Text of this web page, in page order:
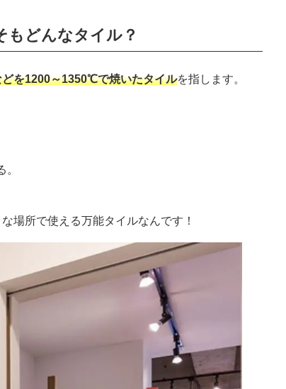
もどんなタイル？
を1200～1350℃で焼いたタイルを指します。
場所で使える万能タイルなんです！